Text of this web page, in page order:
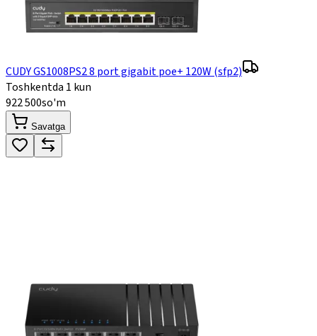
CUDY GS1008PS2 8 port gigabit poe+ 120W (sfp2)
Toshkentda 1 kun
922 500so'm
Savatga